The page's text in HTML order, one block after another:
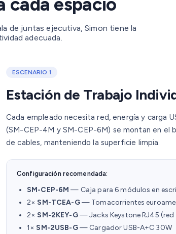
cada espacio
de juntas ejecutiva, Simon tiene la
adecuada.
ESCENARIO 1
Estación de Trabajo
Cada empleado necesita red, energía y carga
(SM-CEP-4M y SM-CEP-6M) se montan en el
de cables, manteniendo la superficie limpia.
Configuración recomendada:
SM-CEP-6M — Caja para 6 módulos en
2× SM-TCEA-G— Tomacorrientes
2× SM-2KEY-G— Jacks Keystone RJ45 (red
1× SM-2USB-G— Cargador USB-A+C 30W